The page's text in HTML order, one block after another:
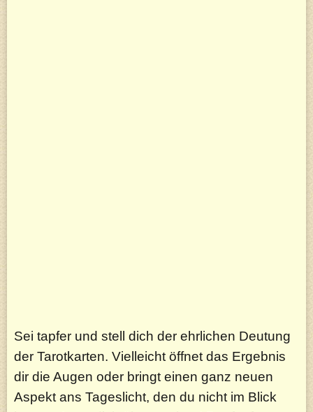
Sei tapfer und stell dich der ehrlichen Deutung
der Tarotkarten. Vielleicht öffnet das Ergebnis
dir die Augen oder bringt einen ganz neuen
Aspekt ans Tageslicht, den du nicht im Blick